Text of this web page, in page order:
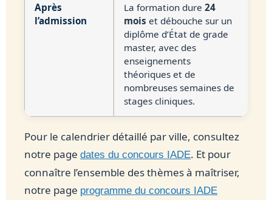
Après
l’admission
La formation dure 24
mois et débouche sur un
diplôme d’État de grade
master, avec des
enseignements
théoriques et de
nombreuses semaines de
stages cliniques.
Pour le calendrier détaillé par ville, consultez
notre page dates du concours IADE. Et pour
connaître l’ensemble des thèmes à maîtriser,
notre page programme du concours IADE